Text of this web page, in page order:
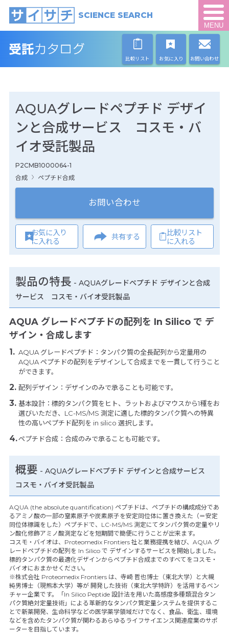
SCIENCE SEARCH
MENU
比較リスト お気に入り お問い合わせ
AQUAグレードペプチド デザイ
ンと合成サービス コスモ・バ
イオ受託製品
P2CMB1000064-1
合成
ペプチド合成
お問い合わせ
お気に入り
に入れる
共有する
比較リスト
に入れる
製品の特長 - AQUAグレードペプチド デザインと合成
サービス コスモ・バイオ受託製品
AQUA グレードペプチドの配列を In Silico で デ
ザイン・合成します
AQUA グレードペプチド：タンパク質の全長配列から定量用の
AQUA ペプチドの配列をデザインして合成までを一貫して行うこと
ができます。
配列デザイン：デザインのみで承ることも可能です。
基本設計：標的タンパク質をヒト、ラットおよびマウスから1種をお
選びいただき、LC-MS/MS 測定に適した標的タンパク質への特異
性の高いペプチド配列を in silico 選択します。
ペプチド合成：合成のみで承ることも可能です。
概要 - AQUAグレードペプチド デザインと合成サービス
コスモ・バイオ受託製品
AQUA (the absolute quantification) ペプチドは、ペプチドの構成成分であ
るアミノ酸の一部の窒素原子や炭素原子を安定同位体に置き換えた（＝安定
同位体標識をした）ペプチドで、LC-MS/MS 測定にてタンパク質の定量やリ
ン酸化修飾アミノ酸測定などを短期間で簡便に行うことが出来ます。
コスモ・バイオは、Proteomedix Frontiers 社と業務提携を結び、AQUA グ
レードペプチドの配列を In Silico で デザインするサービスを開始しました。
標的タンパク質の最適化デザインからペプチド合成までのすべてをコスモ・
バイオにおまかせください。
※株式会社 Proteomedix Frontiers は、寺崎 哲也博士（東北大学）と大槻
純男博士（現熊本大学）等が 開発した技術（東北大学特許）を活用するベン
チャー企業です。「In Silico Peptide 設計法を用いた高感度多種類混合タン
パク質絶対定量技術」による革新的なタンパク質定量システムを提供するこ
とで新薬開発、生命科学などの医学薬学領域だけでなく、食品、衛生、環境
などを含めたタンパク質が関わるあらゆるライフサイエンス関連産業のサポ
ーターを目指しています。